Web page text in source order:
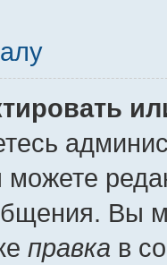
Вы
правка в